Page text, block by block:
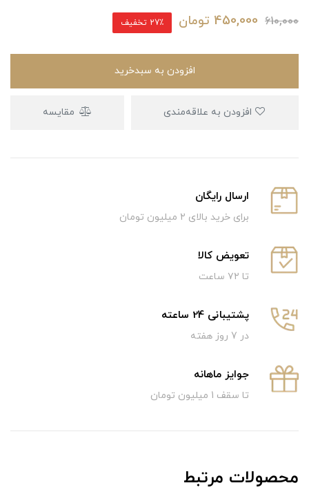
610,000
450,000 تومان 27٪ تخفیف
افزودن به سبدخرید
مقایسه
ارسال رایگان
برای خرید بالای ۲ میلیون تومان
تعویض کالا
تا ۷۲ ساعت
پشتیبانی 24 ساعته
در 7 روز هفته
جوایز ماهانه
تا سقف 1 میلیون تومان
محصولات مرتبط